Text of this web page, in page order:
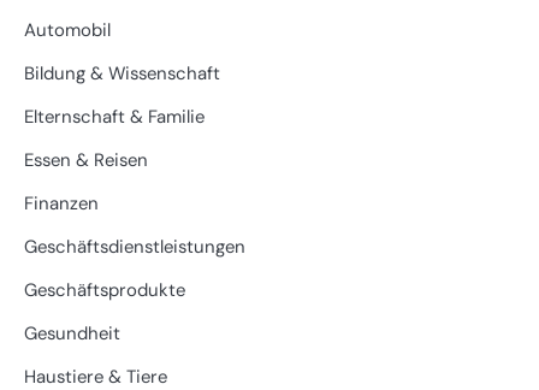
Automobil
Bildung & Wissenschaft
Elternschaft & Familie
Essen & Reisen
Finanzen
Geschäftsdienstleistungen
Geschäftsprodukte
Gesundheit
Haustiere & Tiere